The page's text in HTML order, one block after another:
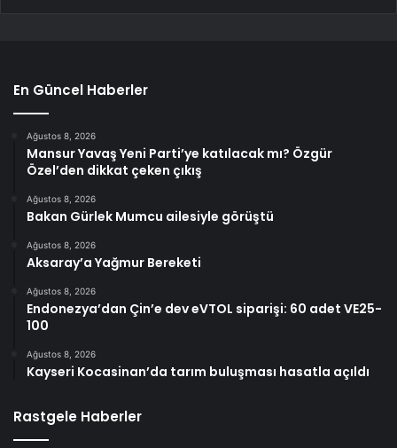
En Güncel Haberler
Ağustos 8, 2026
Mansur Yavaş Yeni Parti’ye katılacak mı? Özgür
Özel’den dikkat çeken çıkış
Ağustos 8, 2026
Bakan Gürlek Mumcu ailesiyle görüştü
Ağustos 8, 2026
Aksaray’a Yağmur Bereketi
Ağustos 8, 2026
Endonezya’dan Çin’e dev eVTOL siparişi: 60 adet VE25-
100
Ağustos 8, 2026
Kayseri Kocasinan’da tarım buluşması hasatla açıldı
Rastgele Haberler